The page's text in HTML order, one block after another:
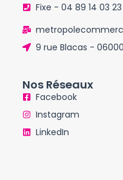
Fixe - 04 89 14 03 23
9 rue Blacas -
Nos Réseaux
Facebook
Instagram
LinkedIn